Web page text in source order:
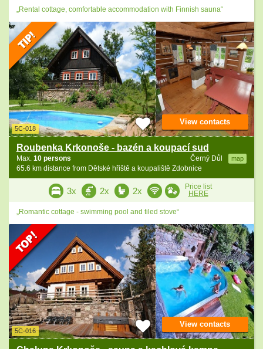
„Rental cottage, comfortable accommodation with Finnish sauna“
5C-018
Roubenka Krkonoše - bazén a koupací sud
Černý Důl map
Max. 10 persons
65.6 km distance from Dětské hřiště a koupaliště Zdobnice
View contacts
3x 2x 2x
Price list
HERE
„Romantic cottage - swimming pool and tiled stove“
5C-016
View contacts